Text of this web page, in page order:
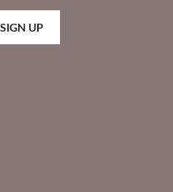
SIGN UP